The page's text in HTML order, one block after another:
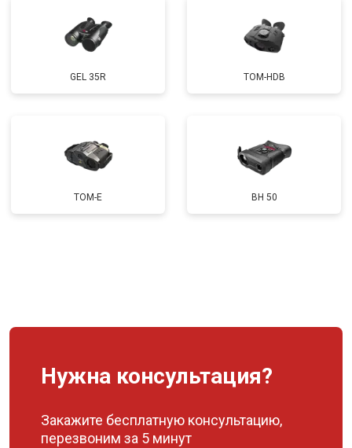
GEL 35R TOM-HDB
TOM-E BH 50
Нужна консультация?
Закажите бесплатную консультацию,
перезвоним за 5 минут